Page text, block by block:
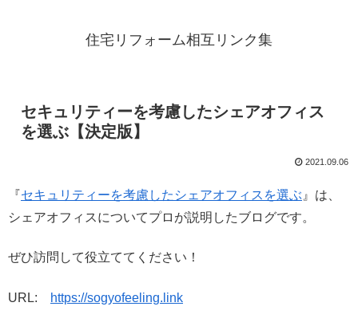
住宅リフォーム相互リンク集
セキュリティーを考慮したシェアオフィス
を選ぶ【決定版】
2021.09.06
『セキュリティーを考慮したシェアオフィスを選ぶ 』は、
シェアオフィスについてプロが説明したブログです。
ぜひ訪問して役立ててください！
URL: https://sogyofeeling.link